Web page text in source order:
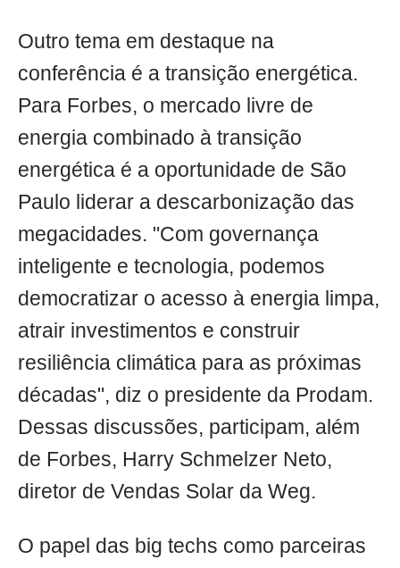
Outro tema em destaque na
conferência é a transição energética.
Para Forbes, o mercado livre de
energia combinado à transição
energética é a oportunidade de São
Paulo liderar a descarbonização das
megacidades. "Com governança
inteligente e tecnologia, podemos
democratizar o acesso à energia limpa,
atrair investimentos e construir
resiliência climática para as próximas
décadas", diz o presidente da Prodam.
Dessas discussões, participam, além
de Forbes, Harry Schmelzer Neto,
diretor de Vendas Solar da Weg.
O papel das big techs como parceiras